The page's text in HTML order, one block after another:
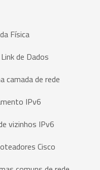
Física
de Dados
camada de rede
IPv6
vizinhos IPv6
Cisco